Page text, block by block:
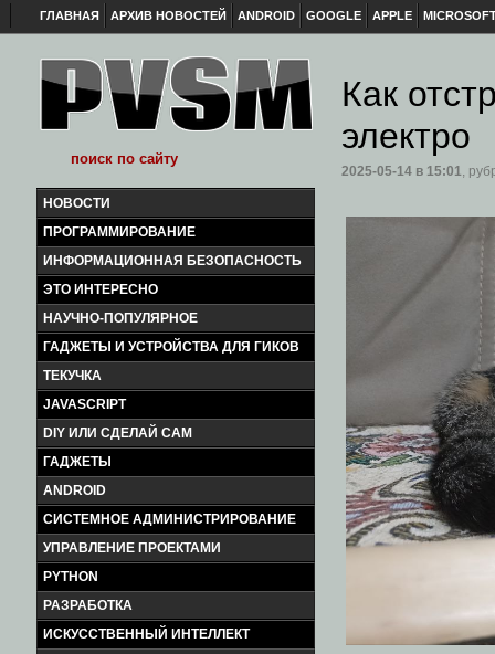
ГЛАВНАЯ АРХИВ НОВОСТЕЙ ANDROID GOOGLE APPLE
НОВОСТИ
ПРОГРАММИРОВАНИЕ
ИНФОРМАЦИОННАЯ БЕЗОПАСНОСТЬ
ЭТО ИНТЕРЕСНО
НАУЧНО-ПОПУЛЯРНОЕ
ГАДЖЕТЫ И УСТРОЙСТВА ДЛЯ ГИКОВ
ТЕКУЧКА
JAVASCRIPT
DIY ИЛИ СДЕЛАЙ САМ
ГАДЖЕТЫ
ANDROID
СИСТЕМНОЕ АДМИНИСТРИРОВАНИЕ
УПРАВЛЕНИЕ ПРОЕКТАМИ
PYTHON
РАЗРАБОТКА
ИСКУССТВЕННЫЙ ИНТЕЛЛЕКТ
Как
электро
2025-05-14 в 15:01,